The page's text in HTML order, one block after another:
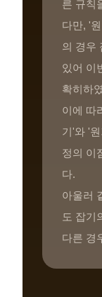
른 규칙
다만, '
의 경우
있어 이
확히하
이에 따
기'와 '
정의 이
다.
아울러
도 잡기
다른 경